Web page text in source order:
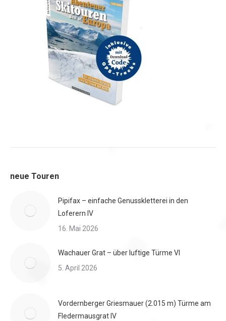
neue Touren
Pipifax – einfache Genusskletterei in den
Loferern IV
16. Mai 2026
Wachauer Grat – über luftige Türme VI
5. April 2026
Vordernberger Griesmauer (2.015 m) Türme am
Fledermausgrat IV